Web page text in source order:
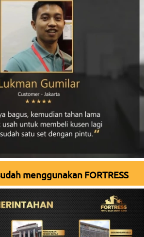
menggunakan FORTRESS